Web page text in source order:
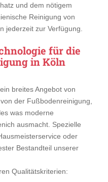
und dem nötigem
Reinigung von
jederzeit zur Verfügung.
für die
in Köln
breites Angebot von
der Fußbodenreinigung,
was moderne
ausmacht. Spezielle
oder
Bestandteil unserer
Qualitätskriterien: